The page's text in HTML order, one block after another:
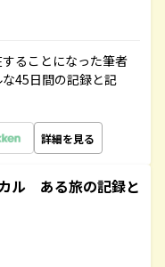
ることになった筆者
45日間の記録と記
詳細を見る
ル ある旅の記録と